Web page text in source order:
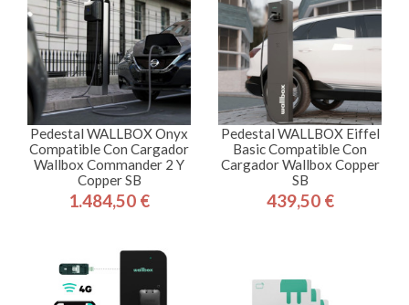
Pedestal WALLBOX Onyx
Compatible Con Cargador
Wallbox Commander 2 Y
Copper SB
Precio
1.484,50 €
Pedestal WALLBOX Eiffel
Basic Compatible Con
Cargador Wallbox Copper
SB
Precio
439,50 €